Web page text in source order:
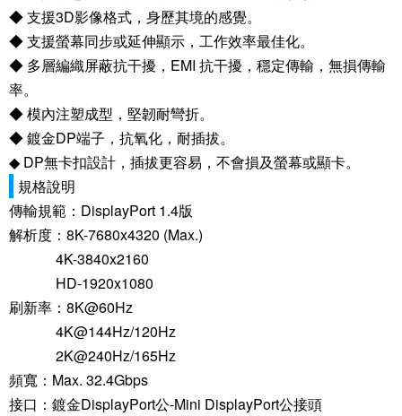
◆ 支援3D影像格式，身歷其境的感覺。
◆ 支援螢幕同步或延伸顯示，工作效率最佳化。
◆ 多層編織屏蔽抗干擾，EMI 抗干擾，穩定傳輸，無損傳輸
率。
◆ 模內注塑成型，堅韌耐彎折。
◆ 鍍金DP端子，抗氧化，耐插拔。
◆ DP無卡扣設計，插拔更容易，不會損及螢幕或顯卡。
規格說明
傳輸規範：DisplayPort 1.4版
解析度：8K-7680x4320 (Max.)
4K-3840x2160
HD-1920x1080
刷新率：8K@60Hz
4K@144Hz/120Hz
2K@240Hz/165Hz
頻寬：Max. 32.4Gbps
接口：鍍金DisplayPort公-Mini DisplayPort公接頭